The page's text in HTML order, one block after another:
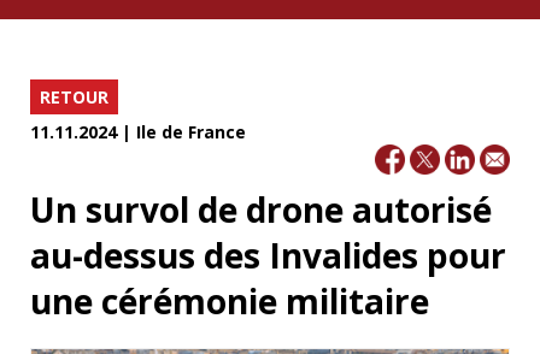
RETOUR
11.11.2024 | Ile de France
Un survol de drone autorisé
au-dessus des Invalides pour
une cérémonie militaire